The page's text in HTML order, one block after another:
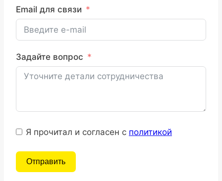
Email для связи
Задайте вопрос
Я прочитал и согласен с политикой
Отправить